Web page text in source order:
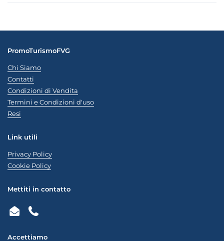
PromoTurismoFVG
Chi Siamo
Contatti
Condizioni di Vendita
Termini e Condizioni d'uso
Resi
Link utili
Privacy Policy
Cookie Policy
Mettiti in contatto
EmailPhone
Accettiamo